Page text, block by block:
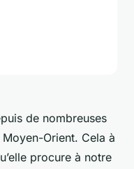
de nombreuses
Orient. Cela à
procure à notre